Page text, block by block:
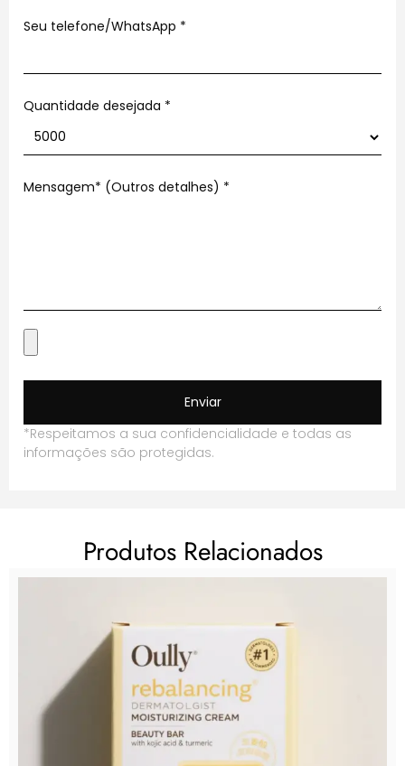
Seu telefone/WhatsApp *
Quantidade desejada *
Mensagem* (Outros detalhes) *
Enviar
*Respeitamos a sua confidencialidade e todas as
informações são protegidas.
Produtos Relacionados